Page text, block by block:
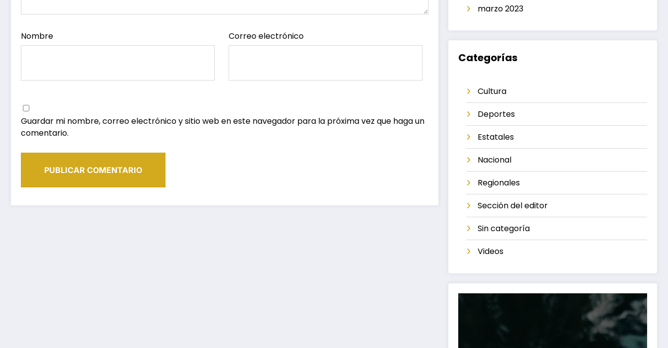
Nombre Correo electrónico
Guardar mi nombre, correo electrónico y sitio web en este navegador para la próxima vez que haga un
comentario.
marzo 2023
Categorías
Cultura
Deportes
Estatales
Nacional
Regionales
Sección del editor
Sin categoría
Videos